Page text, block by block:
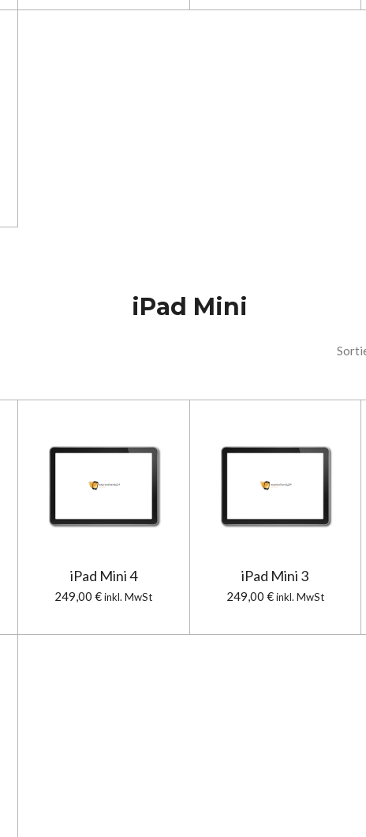
iPad Mini
iPad Mini 4
249,00 € inkl. MwSt
iPad Mini 3
249,00 € inkl. MwSt